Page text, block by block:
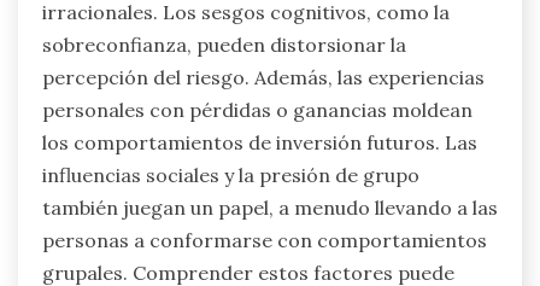
irracionales. Los sesgos cognitivos, como la
sobreconfianza, pueden distorsionar la
percepción del riesgo. Además, las experiencias
personales con pérdidas o ganancias moldean
los comportamientos de inversión futuros. Las
influencias sociales y la presión de grupo
también juegan un papel, a menudo llevando a las
personas a conformarse con comportamientos
grupales. Comprender estos factores puede